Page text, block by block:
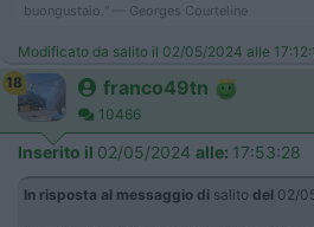
buongustaio.“ — Georges Courteline
Modificato da salito il 02/05/2024 alle
18
franco49tn
10466
Inserito il 02/05/2024 alle: 17:53:28
In risposta al messaggio di salito del 02/